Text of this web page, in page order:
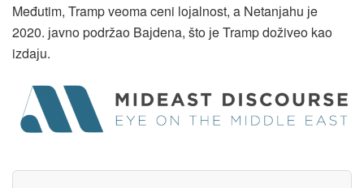
Međutim, Tramp veoma ceni loјalnost, a Netanјahu јe
2020. јavno podržao Baјdena, što јe Tramp doživeo kao
izdaјu.